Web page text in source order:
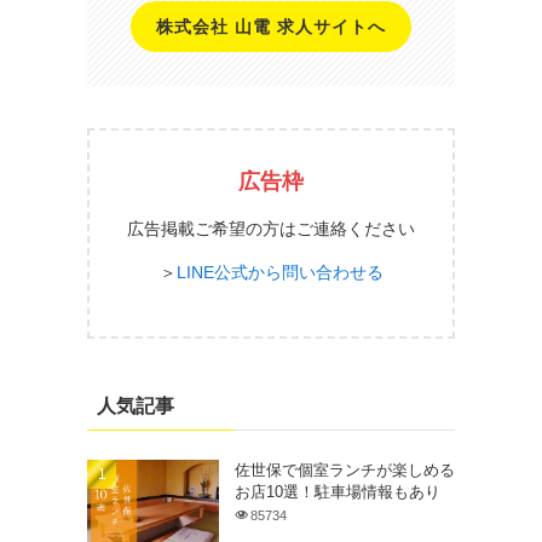
株式会社 山電 求人サイトへ
広告枠
広告掲載ご希望の方はご連絡ください
＞ LINE公式から問い合わせる
人気記事
佐世保で個室ランチが楽しめる
お店10選！駐車場情報もあり
85734